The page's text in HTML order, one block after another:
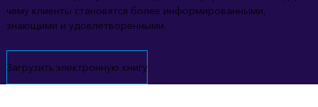
чему клиенты становятся более информированными,
знающими и удовлетворенными.
Загрузить электронную книгу